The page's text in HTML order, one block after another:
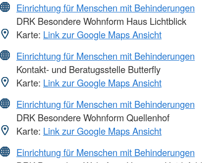
Einrichtung für Menschen mit Behinderungen
DRK Besondere Wohnform Haus Lichtblick
Karte: Link zur Google Maps Ansicht
Einrichtung für Menschen mit Behinderungen
Kontakt- und Beratugsstelle Butterfly
Karte: Link zur Google Maps Ansicht
Einrichtung für Menschen mit Behinderungen
DRK Besondere Wohnform Quellenhof
Karte: Link zur Google Maps Ansicht
Einrichtung für Menschen mit Behinderungen